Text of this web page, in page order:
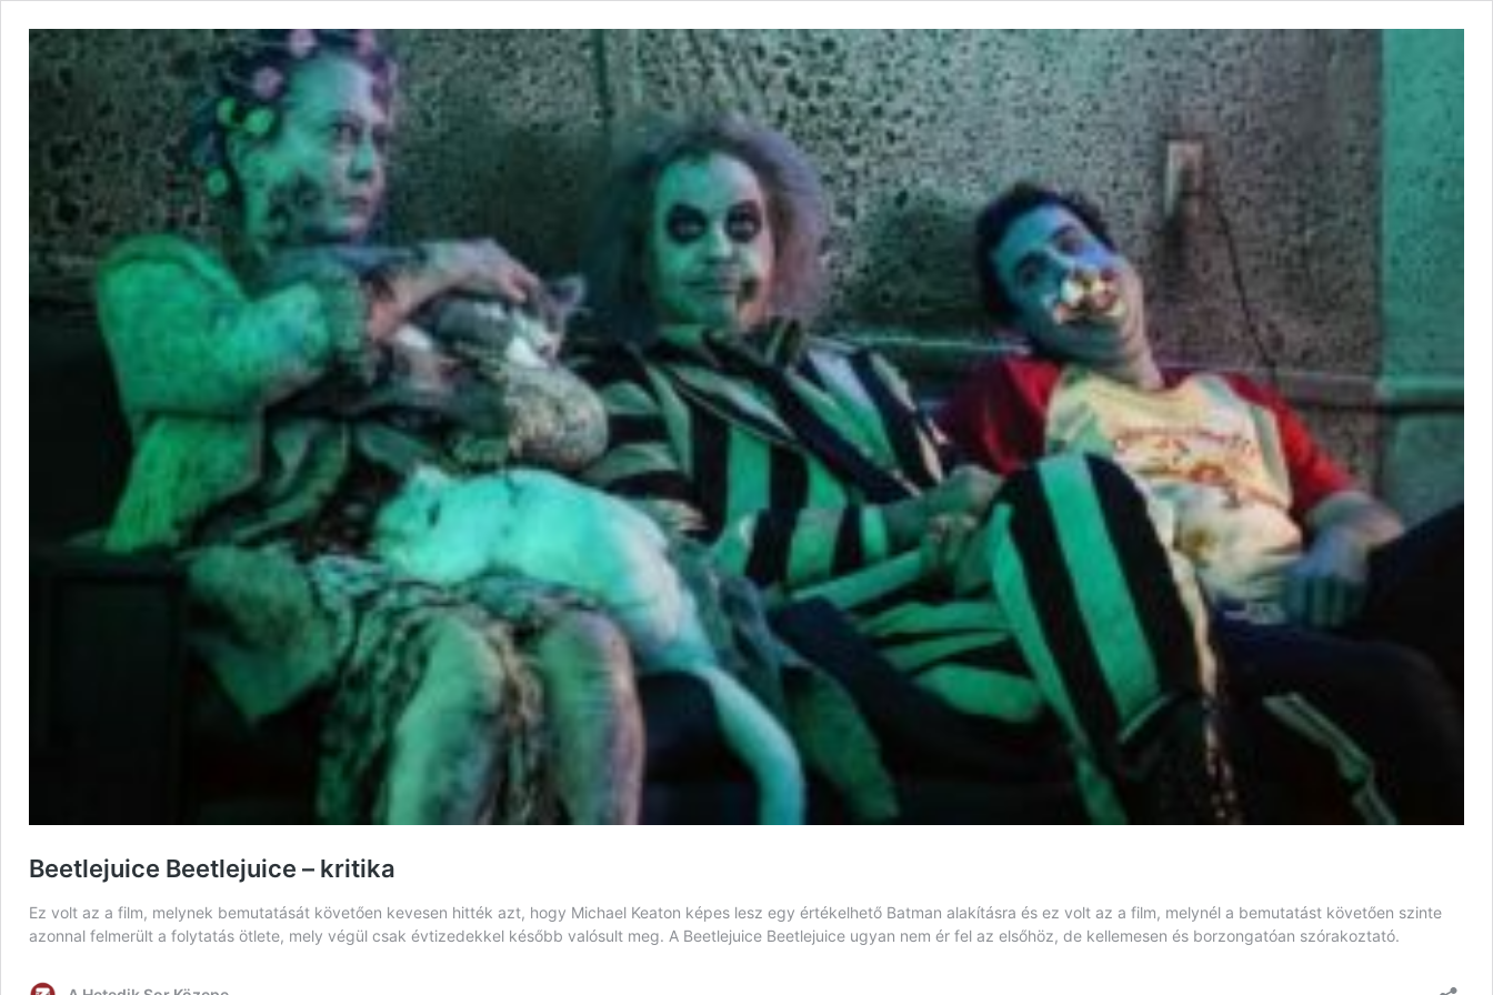
Beetlejuice Beetlejuice – kritika
Ez volt az a film, melynek bemutatását követően kevesen hitték azt, hogy Michael Keaton képes lesz egy értékelhető Batman alakításra és ez volt az a film, melynél a bemutatást követően szinte
azonnal felmerült a folytatás ötlete, mely végül csak évtizedekkel később valósult meg. A Beetlejuice Beetlejuice ugyan nem ér fel az elsőhöz, de kellemesen és borzongatóan szórakoztató.